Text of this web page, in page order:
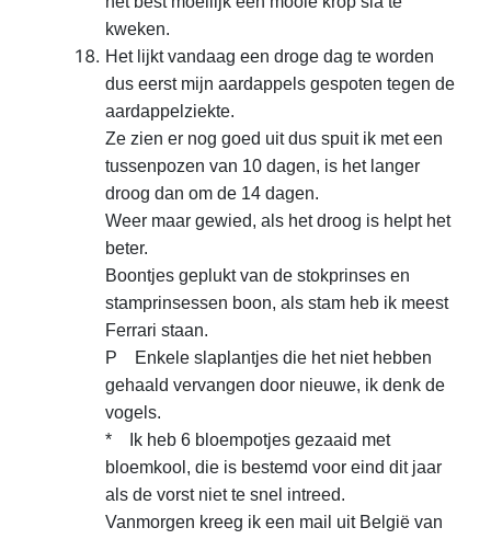
kweken.
Het lijkt vandaag een droge dag te worden
dus eerst mijn aardappels gespoten tegen de
aardappelziekte.
Ze zien er nog goed uit dus spuit ik met een
tussenpozen van 10 dagen, is het langer
droog dan om de 14 dagen.
Weer maar gewied, als het droog is helpt het
beter.
Boontjes geplukt van de stokprinses en
stamprinsessen boon, als stam heb ik meest
Ferrari staan.
P Enkele slaplantjes die het niet hebben
gehaald vervangen door nieuwe, ik denk de
vogels.
* Ik heb 6 bloempotjes gezaaid met
bloemkool, die is bestemd voor eind dit jaar
als de vorst niet te snel intreed.
Vanmorgen kreeg ik een mail uit België van